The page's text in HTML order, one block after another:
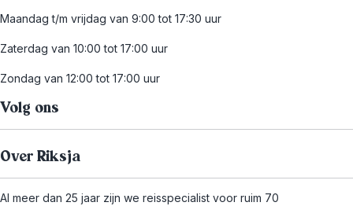
Maandag t/m vrijdag van 9:00 tot 17:30 uur
Zaterdag van 10:00 tot 17:00 uur
Zondag van 12:00 tot 17:00 uur
Volg ons
Over Riksja
Al meer dan 25 jaar zijn we reisspecialist voor ruim 70